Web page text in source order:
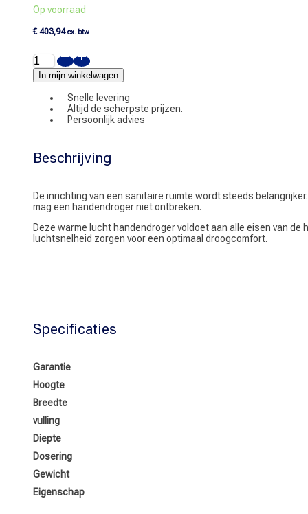
Op voorraad
€403,94 ex. btw
Handendroger
RVS
automatisch
aantal
In mijn winkelwagen
Snelle levering
Altijd de scherpste prijzen.
Persoonlijk advies
Beschrijving
De inrichting van een sanitaire ruimte wordt steeds
mag een handendroger niet ontbreken.
Deze warme lucht handendroger voldoet aan alle eisen van
luchtsnelheid zorgen voor een optimaal droogcomfort.
Specificaties
Garantie
Hoogte
Breedte
vulling
Diepte
Dosering
Gewicht
Eigenschap